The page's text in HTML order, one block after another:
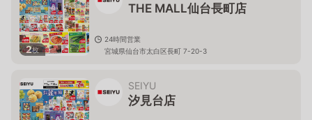
2枚
THE MALL仙台長町店
24時間営業
宮城県仙台市太白区長町 7-20-3
SEIYU
汐見台店